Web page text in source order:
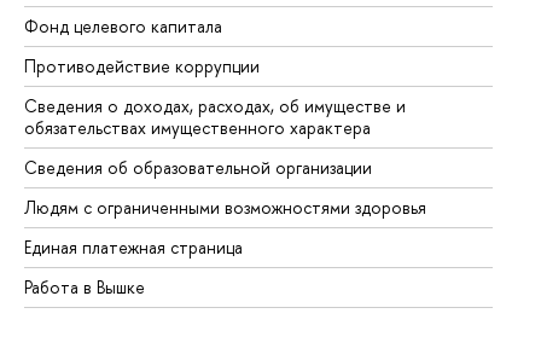
Фонд целевого капитала
Противодействие коррупции
Сведения о доходах, расходах, об имуществе и
обязательствах имущественного характера
Сведения об образовательной организации
Людям с ограниченными возможностями здоровья
Единая платежная страница
Работа в Вышке